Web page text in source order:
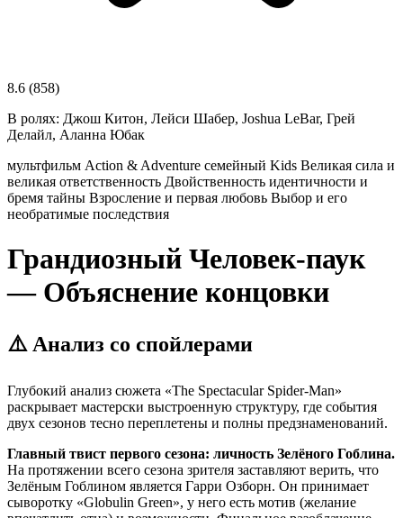
8.6 (858)
В ролях: Джош Китон, Лейси Шабер, Joshua LeBar, Грей
Делайл, Аланна Юбак
мультфильм Action & Adventure семейный Kids Великая сила и
великая ответственность Двойственность идентичности и
бремя тайны Взросление и первая любовь Выбор и его
необратимые последствия
Грандиозный Человек-паук
— Объяснение концовки
⚠️ Анализ со спойлерами
Глубокий анализ сюжета «The Spectacular Spider-Man»
раскрывает мастерски выстроенную структуру, где события
двух сезонов тесно переплетены и полны предзнаменований.
Главный твист первого сезона: личность Зелёного Гоблина.
На протяжении всего сезона зрителя заставляют верить, что
Зелёным Гоблином является Гарри Озборн. Он принимает
сыворотку «Globulin Green», у него есть мотив (желание